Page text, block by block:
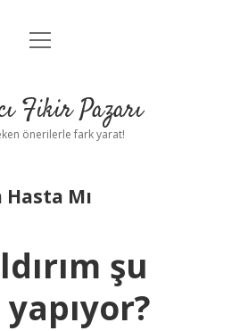
Anasayfa
Yasal Uyarı
menüyü
Fikir Pazarı
önerilerle fark yarat!
Hasta Mı
şu